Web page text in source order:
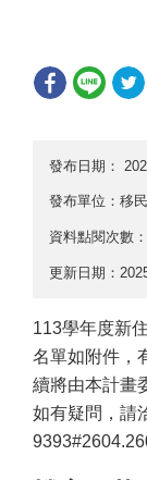
發布日期：
發布單位：移
資料點閱次數
更新日期：
113學年度新
名單如附件，
續將由本計畫
如有疑問，請